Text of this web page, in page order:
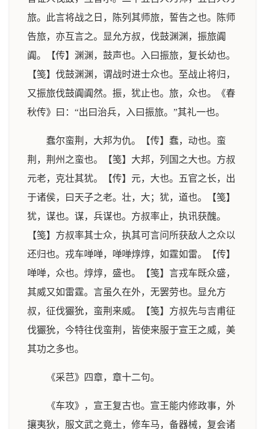
旅。此言将战之日，陈列其师旅，誓告之也。陈师
告旅，亦互言之。显允方叔，伐鼓渊渊，振旅阗
阗。【传】渊渊，鼓声也。入曰振旅，复长幼也。
【笺】伐鼓渊渊，谓战时进士众也。至战止将归，
又振旅伐鼓阗阗然。振，犹止也。旅，众也。《春
秋传》曰：“出曰治兵，入曰振旅。”其礼一也。
蠢尔蛮荆，大邦为仇。【传】蠢，动也。蛮
荆，荆州之蛮也。【笺】大邦，列国之大也。方叔
元老，克壮其犹。【传】元，大也。五官之长，出
于诸侯，曰天子之老。壮，大；犹，道也。【笺】
犹，谋也。谋，兵谋也。方叔率止，执讯获醜。
【笺】方叔率其士众，执其可言问所获敌人之众以
还归也。戎车啴啴，啴啴焞焞，如霆如雷。【传】
啴啴，众也。焞焞，盛也。【笺】言戎车既众盛，
其威又如雷霆。言虽久在外，无罢劳也。显允方
叔，征伐玁狁，蛮荆来威。【笺】方叔先与吉甫征
伐玁狁，今特往伐蛮荆，皆使来服于宣王之威，美
其功之多也。
《采芑》四章，章十二句。
《车攻》，宣王复古也。宣王能内修政事，外
攘夷狄，服文武之竟土，修车马，备器械，复会诸